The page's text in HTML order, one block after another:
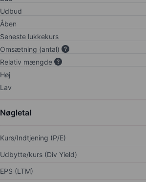
Udbud
Åben
Seneste lukkekurs
Omsætning (antal)
Relativ mængde
Høj
Lav
Nøgletal
Kurs/Indtjening (P/E)
Udbytte/kurs (Div Yield)
EPS (LTM)